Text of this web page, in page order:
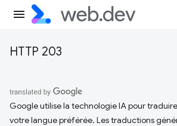
HTTP 203
Google utilise la technologie IA pour
votre langue préférée. Les traductions